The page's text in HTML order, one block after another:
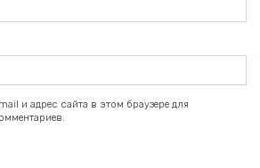
и адрес сайта в этом браузере для